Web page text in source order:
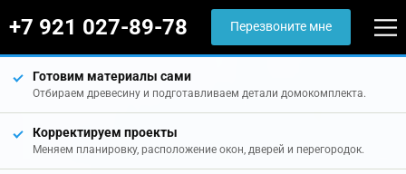
+7 921 027-89-78 Перезвоните мне
Готовим материалы сами
Отбираем древесину и подготавливаем детали домокомплекта.
Корректируем проекты
Меняем планировку, расположение окон, дверей и перегородок.